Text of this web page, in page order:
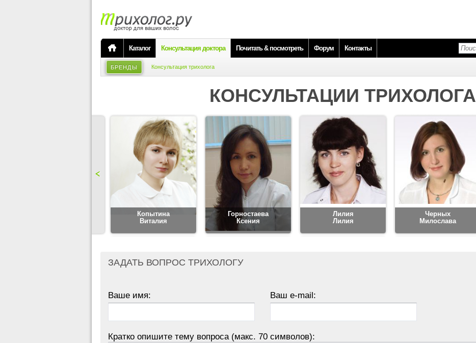
Каталог Консультация доктора Почитать & посмотреть Форум Контакты
БРЕНДЫ Консультация трихолога
КОНСУЛЬТАЦИИ ТРИХОЛОГА
Копытина
Виталия
Горностаева
Ксения
Лилия
Лилия
Черных
Милослава
ЗАДАТЬ ВОПРОС ТРИХОЛОГУ
Ваше имя: Ваш e-mail:
Кратко опишите тему вопроса (макс. 70 символов):